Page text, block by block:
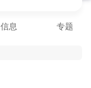
信息 专题